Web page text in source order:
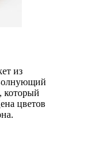
из
который
цветов